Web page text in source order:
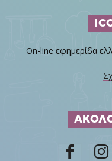
On-line εφημερίδα